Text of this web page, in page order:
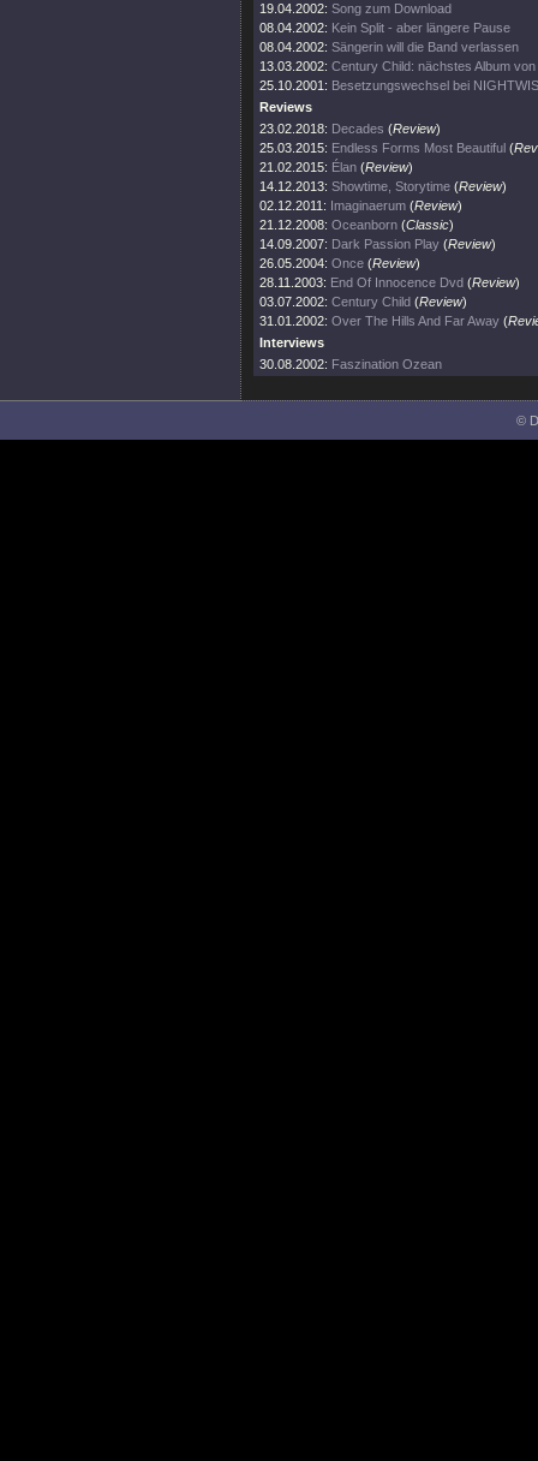
19.04.2002: Song zum Download
08.04.2002: Kein Split - aber längere Pause
08.04.2002: Sängerin will die Band verlassen
13.03.2002: Century Child: nächstes Album
25.10.2001: Besetzungswechsel bei
Reviews
23.02.2018: Decades (Review)
25.03.2015: Endless Forms Most Beautiful (
21.02.2015: Élan (Review)
14.12.2013: Showtime, Storytime (Review)
02.12.2011: Imaginaerum (Review)
21.12.2008: Oceanborn (Classic)
14.09.2007: Dark Passion Play (Review)
26.05.2004: Once (Review)
28.11.2003: End Of Innocence Dvd (Review)
03.07.2002: Century Child (Review)
31.01.2002: Over The Hills And Far Away (
Interviews
30.08.2002: Faszination Ozean
©